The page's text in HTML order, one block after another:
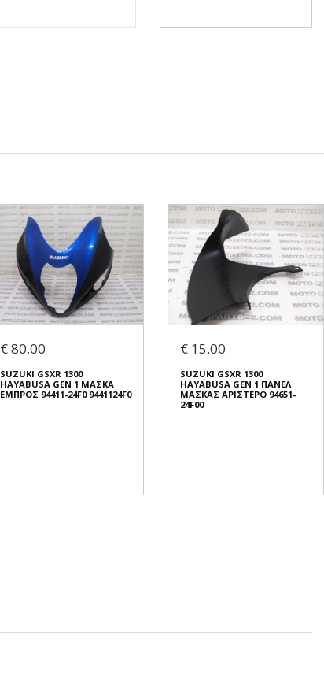
€ 80.00
SUZUKI GSXR 1300
HAYABUSA GEN 1 ΜΑΣΚΑ
ΕΜΠΡΟΣ 94411-24F0 9441124F0
€ 15.00
SUZUKI GSXR 1300
HAYABUSA GEN 1 ΠΑΝΕΛ
ΜΑΣΚΑΣ ΑΡΙΣΤΕΡΟ 94651-
24F00